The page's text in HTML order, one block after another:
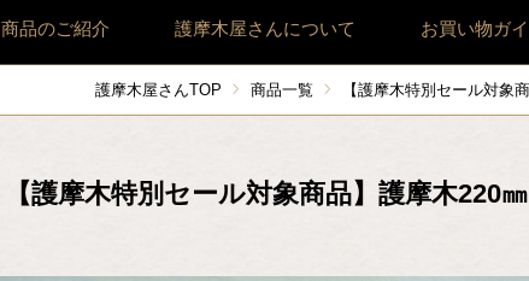
商品のご紹介 護摩木屋さんについて お買い物ガ
護摩木屋さんTOP 商品一覧 【護摩木特別セール対象
【護摩木特別セール対象商品】護摩木220